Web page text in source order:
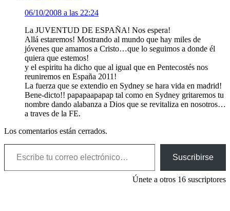
06/10/2008 a las 22:24
La JUVENTUD DE ESPAÑA! Nos espera!
Allá estaremos! Mostrando al mundo que hay miles de
jóvenes que amamos a Cristo…que lo seguimos a donde él
quiera que estemos!
y el espiritu ha dicho que al igual que en Pentecostés nos
reuniremos en España 2011!
La fuerza que se extendio en Sydney se hara vida en madrid!
Bene-dicto!! papapaapapap tal como en Sydney gritaremos tu
nombre dando alabanza a Dios que se revitaliza en nosotros…
a traves de la FE.
Los comentarios están cerrados.
Escribe tu correo electrónico…
Suscribirse
Únete a otros 16 suscriptores